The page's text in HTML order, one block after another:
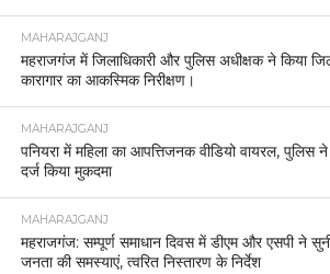
MAHARAJGANJ
महराजगंज में जिलाधिकारी और पुलिस अधीक्षक ने किया
कारागार का आकस्मिक निरीक्षण।
MAHARAJGANJ
पनियरा में महिला का आपत्तिजनक वीडियो वायरल, पुलिस ने
दर्ज किया मुकदमा
MAHARAJGANJ
महराजगंज: सम्पूर्ण समाधान दिवस में डीएम और एसपी ने
जनता की समस्याएं, त्वरित निस्तारण के निर्देश